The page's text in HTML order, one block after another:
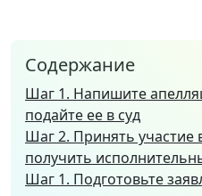
Содержание
Шаг 1. Напишите
подайте ее в суд
Шаг 2. Принять участие
получить
Шаг 1. Подготовьте